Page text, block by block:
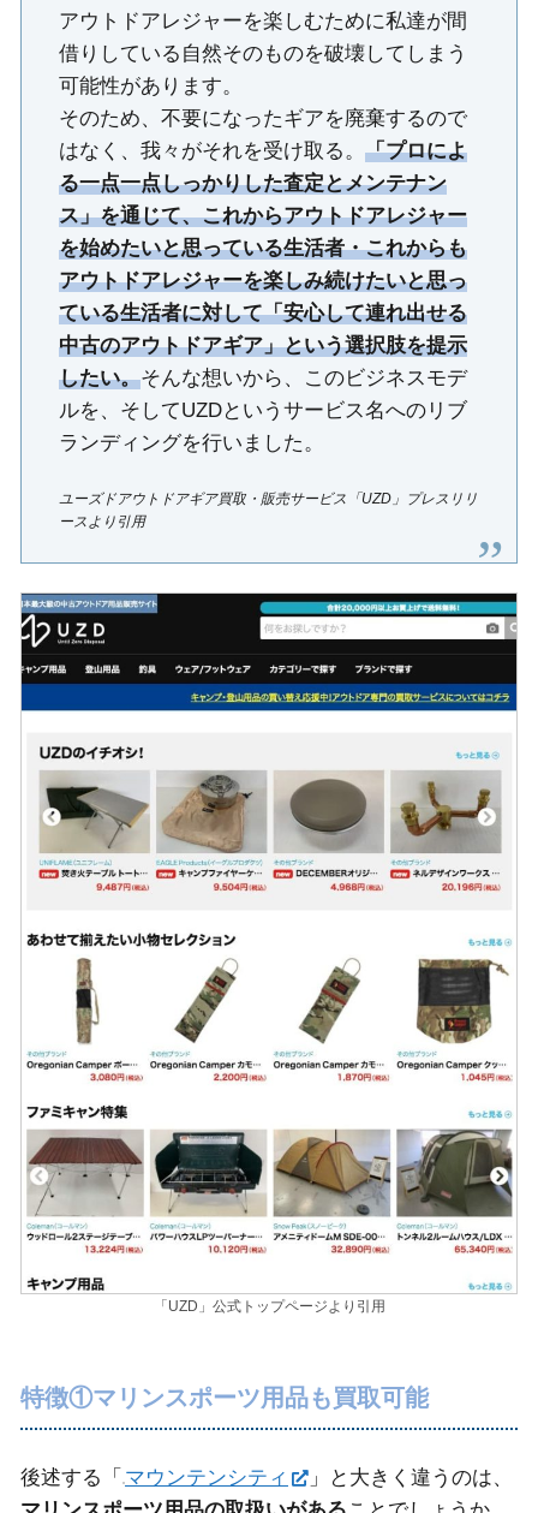
アウトドアレジャーを楽しむために私達が間
借りしている自然そのものを破壊してしまう
可能性があります。
そのため、不要になったギアを廃棄するので
はなく、我々がそれを受け取る。 「プロによ
る一点一点しっかりした査定とメンテナン
ス」を通じて、これからアウトドアレジャー
を始めたいと思っている生活者・これからも
アウトドアレジャーを楽しみ続けたいと思っ
ている生活者に対して「安心して連れ出せる
中古のアウトドアギア」という選択肢を提示
したい。そんな想いから、このビジネスモデ
ルを、そしてUZDというサービス名へのリブ
ランディングを行いました。
ユーズドアウトドアギア買取・販売サービス「UZD」プレスリリ
ースより引用
「UZD」公式トップページより引用
特徴①マリンスポーツ用品も買取可能
後述する「 マウンテンシティ
」と大きく違うのは、